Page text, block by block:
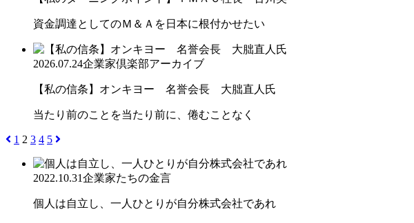
資金調達としてのＭ＆Ａを日本に根付かせたい
2026.07.24企業家倶楽部アーカイブ
【私の信条】オンキヨー 名誉会長 大朏直人氏
当たり前のことを当たり前に、倦むことなく
1 2 3 4 5
2022.10.31企業家たちの金言
個人は自立し、一人ひとりが自分株式会社であれ